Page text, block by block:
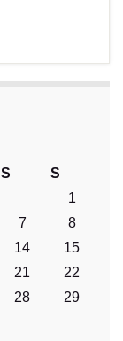
S
S
1
7
8
14
15
21
22
28
29